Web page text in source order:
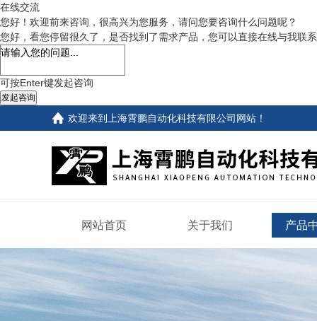
在线交流
您好！欢迎前来咨询，很高兴为您服务，请问您要咨询什么问题呢？
您好，看您停留很久了，是否找到了需求产品，您可以直接在线与我联
可按Enter键发起咨询
发起咨询
欢迎来到 上海霄鹏自动化科技有限公司网站 ！
网站首页 关于我们 产品